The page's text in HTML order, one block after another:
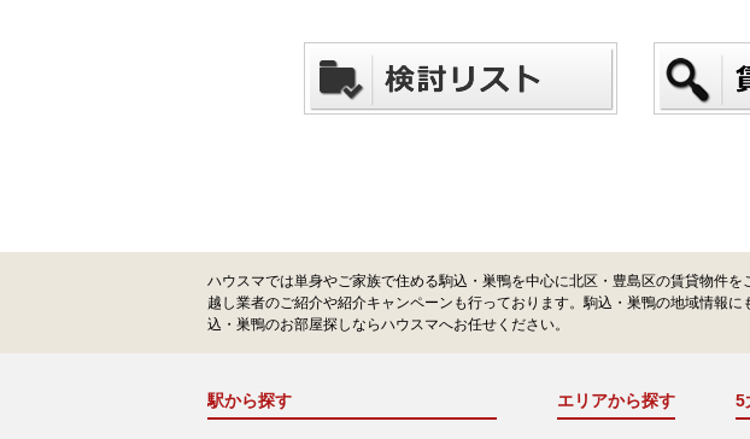
ハウスマでは単身やご家族で住める駒込・巣鴨を中心に北区・豊島区の賃貸物件
越し業者のご紹介や紹介キャンペーンも行っております。駒込・巣鴨の地域情報
込・巣鴨のお部屋探しならハウスマへお任せください。
駅から探す エリアから探す 5